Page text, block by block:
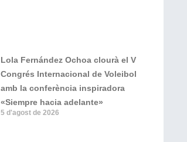
Lola Fernández Ochoa clourà el V
Congrés Internacional de Voleibol
amb la conferència inspiradora
«Siempre hacia adelante»
5 d'agost de 2026